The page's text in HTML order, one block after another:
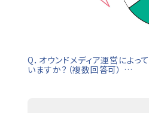
Q．オウンドメディア運営によっ
いますか？（複数回答可） …